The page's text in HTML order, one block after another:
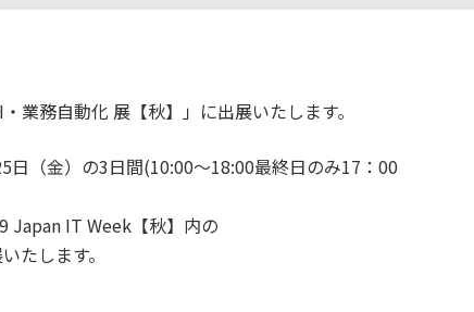
業務自動化 展【秋】」に出展いたします。
日（金）の3日間(10:00～18:00最終日のみ17：00
Japan IT Week【秋】内の
たします。